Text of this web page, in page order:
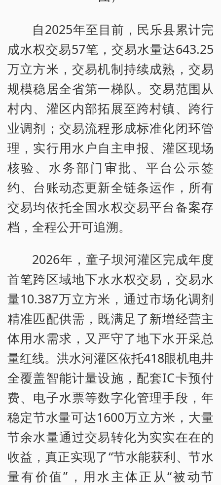
自2025年至目前，民乐县累计完
成水权交易57笔，交易水量达643.25
万立方米，交易机制持续成熟，交易
规模稳居全省第一梯队。交易范围从
村内、灌区内部拓展至跨村镇、跨行
业调剂；交易流程形成标准化闭环管
理，实行用水户自主申报、灌区现场
核验、水务部门审批、平台公示签
约、台账动态更新全链条运作，所有
交易均依托全国水权交易平台备案存
档，全程公开可追溯。
2026年，童子坝河灌区完成年度
首笔跨区域地下水水权交易，交易水
量10.387万立方米，通过市场化调剂
精准匹配供需，既满足了新增经营主
体用水需求，又严守了地下水开采总
量红线。洪水河灌区依托418眼机电井
全覆盖智能计量设施，配套IC卡预付
费、电子水票等数字化管理手段，年
稳定节水量可达1600万立方米，大量
节余水量通过交易转化为实实在在的
收益，真正实现了“节水能获利、节水
量有价值”，用水主体正从“被动节